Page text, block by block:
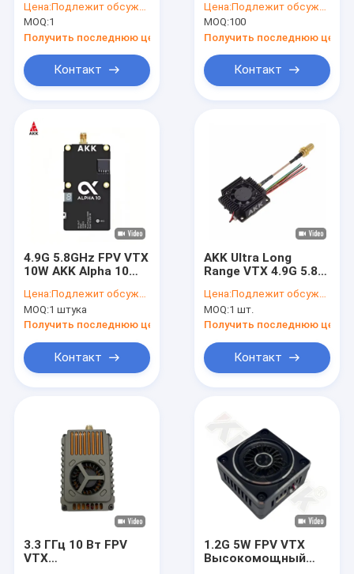
канала 6-7G FPV
VTX
Цена:Подлежит обсуждению
MOQ:1
Получить последнюю цену
Контакт
Сделан
видеопередатчик и
приемник
Цена:Подлежит обсуждению
MOQ:100
Получить последнюю цену
Контакт
4.9G 5.8GHz FPV VTX
10W AKK Alpha 10
Video Transmitter
TBS
Цена:Подлежит обсуждению
MOQ:1 штука
Получить последнюю цену
Контакт
AKK Ultra Long
Range VTX 4.9G 5.8G
VTX Беспилотный
беспилотник
видеопередача
Цена:Подлежит обсуждению
MOQ:1 шт.
Получить последнюю цену
Контакт
3.3 ГГц 10 Вт FPV
VTX
1.2G 5W FPV VTX
Высокомощный